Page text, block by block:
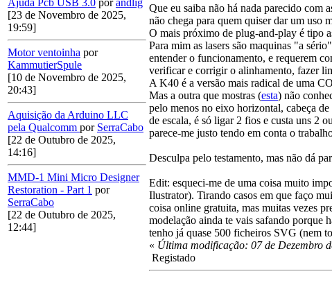
Ajuda Pcb USB 3.0 porandlig
[23 de Novembro de 2025,
19:59]
Motor ventoinha por
KammutierSpule
[10 de Novembro de 2025,
20:43]
Aquisição da Arduino LLC
pela Qualcomm por SerraCabo
[22 de Outubro de 2025,
14:16]
MMD-1 Mini Micro Designer
Restoration - Part 1 por
SerraCabo
[22 de Outubro de 2025,
12:44]
Que eu saiba não há nada parecido com
não chega para quem quiser dar um uso
O mais próximo de plug-and-play é tipo
Para mim as lasers são maquinas "a
entender o funcionamento, e requerem
verificar e corrigir o alinhamento, fazer
A K40 é a versão mais radical de uma
Mas a outra que mostras (esta) não
pelo menos no eixo horizontal, cabeça
de escala, é só ligar 2 fios e custa uns 2
parece-me justo tendo em conta o
Desculpa pelo testamento, mas não dá
Edit: esqueci-me de uma coisa muito
Ilustrator). Tirando casos em que faço
coisa online gratuita, mas muitas vezes
modelação ainda te vais safando porque
tenho já quase 500 ficheiros SVG (nem
« Última modificação: 07 de Dezembro
Registado